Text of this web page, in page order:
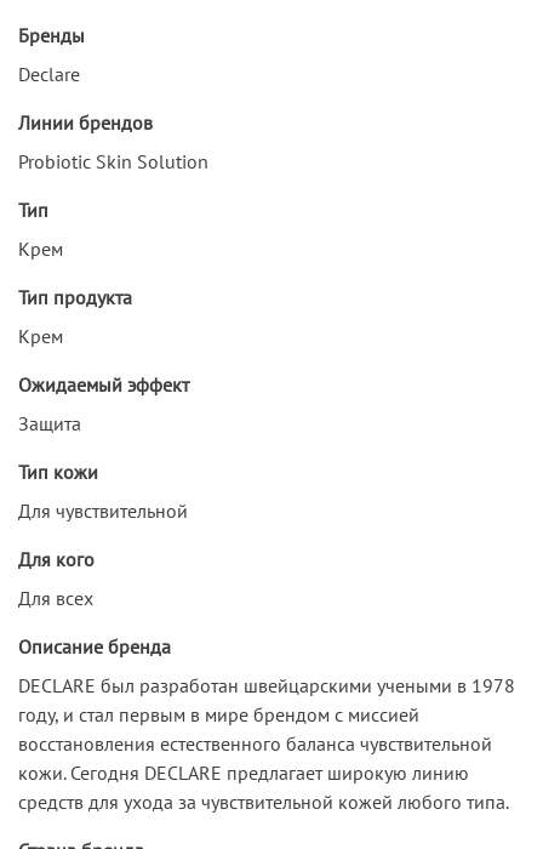
Бренды
Declare
Линии брендов
Probiotic Skin Solution
Тип
Крем
Тип продукта
Крем
Ожидаемый эффект
Защита
Тип кожи
Для чувствительной
Для кого
Для всех
Описание бренда
DECLARE был разработан швейцарскими учеными в 1978
году, и стал первым в мире брендом с миссией
восстановления естественного баланса чувствительной
кожи. Сегодня DECLARE предлагает широкую линию
средств для ухода за чувствительной кожей любого типа.